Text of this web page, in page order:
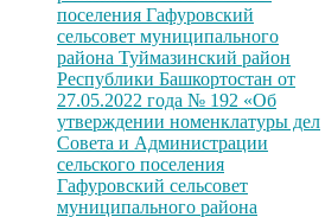
поселения Гафуровский
сельсовет муниципального
района Туймазинский район
Республики Башкортостан от
27.05.2022 года № 192 «Об
утверждении номенклатуры дел
Совета и Администрации
сельского поселения
Гафуровский сельсовет
муниципального района